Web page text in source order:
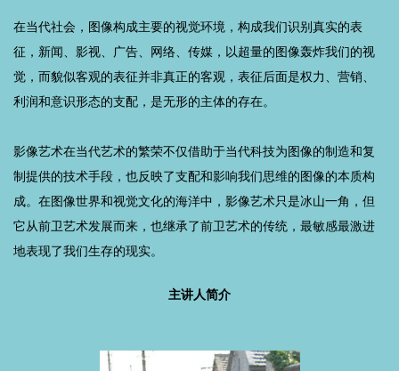
在当代社会，图像构成主要的视觉环境，构成我们识别真实的表
征，新闻、影视、广告、网络、传媒，以超量的图像轰炸我们的视
觉，而貌似客观的表征并非真正的客观，表征后面是权力、营销、
利润和意识形态的支配，是无形的主体的存在。
影像艺术在当代艺术的繁荣不仅借助于当代科技为图像的制造和复
制提供的技术手段，也反映了支配和影响我们思维的图像的本质构
成。在图像世界和视觉文化的海洋中，影像艺术只是冰山一角，但
它从前卫艺术发展而来，也继承了前卫艺术的传统，最敏感最激进
地表现了我们生存的现实。
主讲人简介